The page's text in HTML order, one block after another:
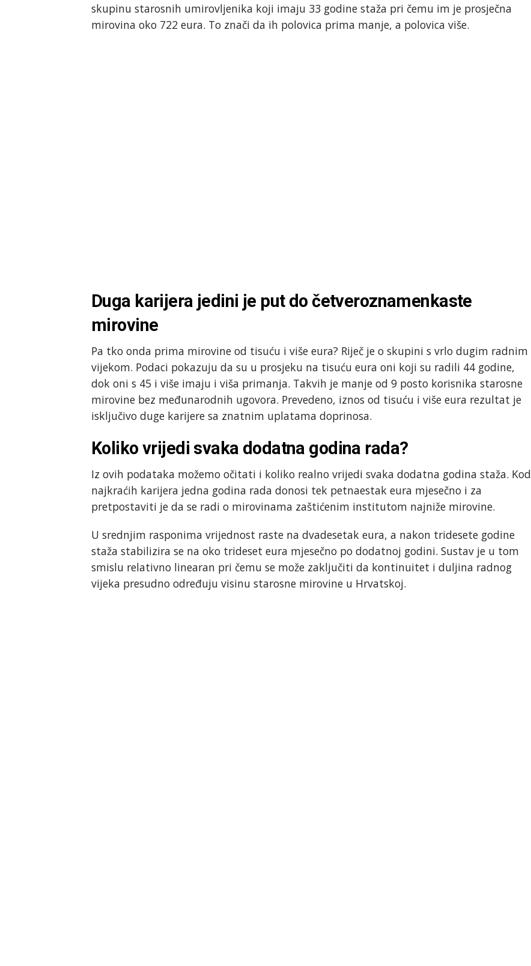
skupinu starosnih umirovljenika koji imaju 33 godine staža pri čemu im je prosječna
mirovina oko 722 eura. To znači da ih polovica prima manje, a polovica više.
Duga karijera jedini je put do četveroznamenkaste
mirovine
Pa tko onda prima mirovine od tisuću i više eura? Riječ je o skupini s vrlo dugim radnim
vijekom. Podaci pokazuju da su u prosjeku na tisuću eura oni koji su radili 44 godine,
dok oni s 45 i više imaju i viša primanja. Takvih je manje od 9 posto korisnika starosne
mirovine bez međunarodnih ugovora. Prevedeno, iznos od tisuću i više eura rezultat je
isključivo duge karijere sa znatnim uplatama doprinosa.
Koliko vrijedi svaka dodatna godina rada?
Iz ovih podataka možemo očitati i koliko realno vrijedi svaka dodatna godina staža. Kod
najkraćih karijera jedna godina rada donosi tek petnaestak eura mjesečno i za
pretpostaviti je da se radi o mirovinama zaštićenim institutom najniže mirovine.
U srednjim rasponima vrijednost raste na dvadesetak eura, a nakon tridesete godine
staža stabilizira se na oko trideset eura mjesečno po dodatnoj godini. Sustav je u tom
smislu relativno linearan pri čemu se može zaključiti da kontinuitet i duljina radnog
vijeka presudno određuju visinu starosne mirovine u Hrvatskoj.